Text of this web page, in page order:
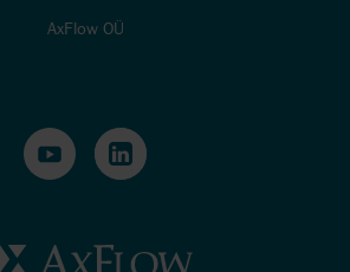
AxFlow OÜ